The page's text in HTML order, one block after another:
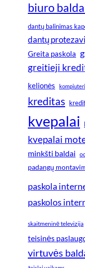
biuro
dantų balinimas
dantų
Greita paskola
greitieji
kelionės
kreditas
kvepalai
kvepalai
minkšti baldai
padangų
paskola
paskolos
skaitmeninė televizija
teisinės
virtuvės